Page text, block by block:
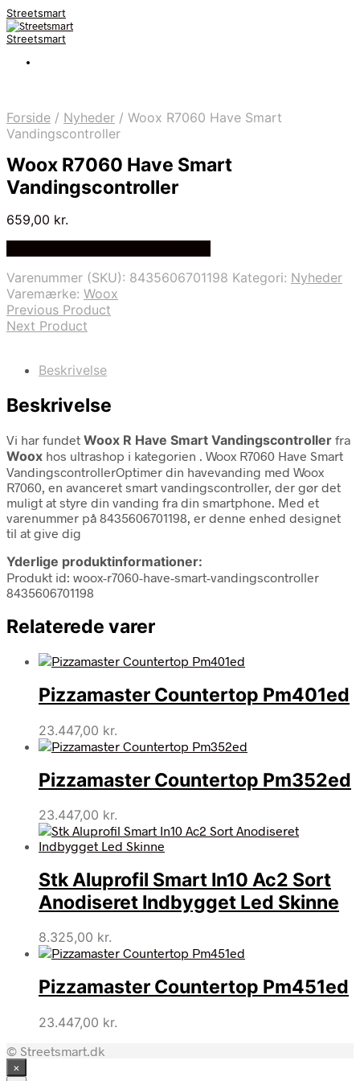
Streetsmart
Streetsmart
Forside / Nyheder / Woox R7060 Have Smart
Vandingscontroller
Woox R7060 Have Smart
Vandingscontroller
659,00 kr.
Varenummer (SKU): 8435606701198 Kategori: Nyheder
Varemærke: Woox
Previous Product
Next Product
Beskrivelse
Beskrivelse
Vi har fundet Woox R Have Smart Vandingscontroller fra
Woox hos ultrashop i kategorien . Woox R7060 Have Smart
VandingscontrollerOptimer din havevanding med Woox
R7060, en avanceret smart vandingscontroller, der gør det
muligt at styre din vanding fra din smartphone. Med et
varenummer på 8435606701198, er denne enhed designet
til at give dig
Yderlige produktinformationer:
Produkt id: woox-r7060-have-smart-vandingscontroller
8435606701198
Relaterede varer
Pizzamaster Countertop Pm401ed
23.447,00 kr.
Pizzamaster Countertop Pm352ed
23.447,00 kr.
Stk Aluprofil Smart In10 Ac2 Sort
Anodiseret Indbygget Led Skinne
8.325,00 kr.
Pizzamaster Countertop Pm451ed
23.447,00 kr.
© Streetsmart.dk
×